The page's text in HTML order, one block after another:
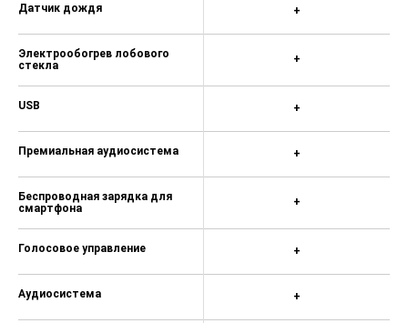
Датчик дождя
Электрообогрев лобового
стекла
USB
Премиальная аудиосистема
Беспроводная зарядка для
смартфона
Голосовое управление
Аудиосистема
+
+
+
+
+
+
+